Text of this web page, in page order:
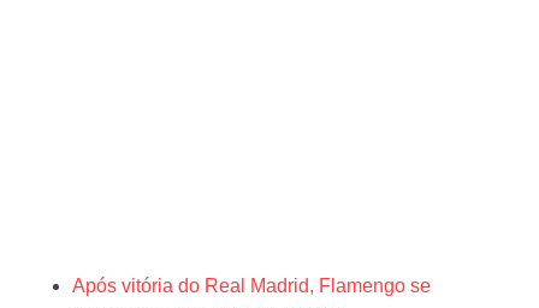
Após vitória do Real Madrid, Flamengo se